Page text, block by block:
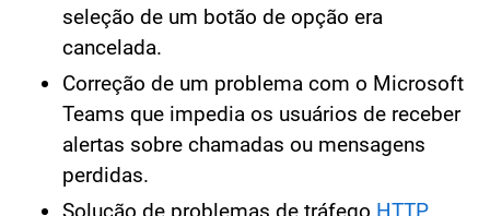
seleção de um botão de opção era
cancelada.
Correção de um problema com o Microsoft
Teams que impedia os usuários de receber
alertas sobre chamadas ou mensagens
perdidas.
Solução de problemas de tráfego HTTP